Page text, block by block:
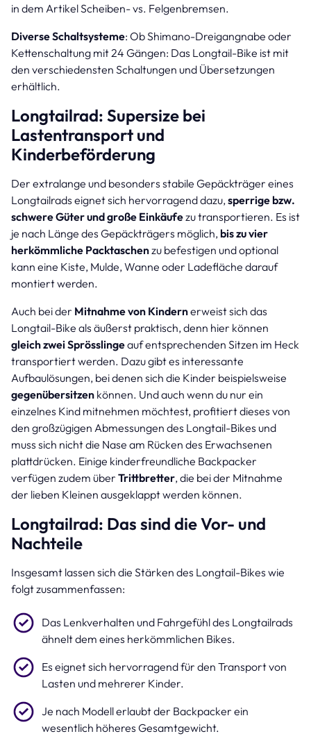
in dem Artikel Scheiben- vs. Felgenbremsen.
Diverse Schaltsysteme: Ob Shimano-Dreigangnabe oder
Kettenschaltung mit 24 Gängen: Das Longtail-Bike ist mit
den verschiedensten Schaltungen und Übersetzungen
erhältlich.
Longtailrad: Supersize bei
Lastentransport und
Kinderbeförderung
Der extralange und besonders stabile Gepäckträger eines
Longtailrads eignet sich hervorragend dazu, sperrige bzw.
schwere Güter und große Einkäufezu transportieren. Es ist
je nach Länge des Gepäckträgers möglich, bis zu vier
herkömmliche Packtaschenzu befestigen und optional
kann eine Kiste, Mulde, Wanne oder Ladefläche darauf
montiert werden.
Auch bei der Mitnahme von Kindernerweist sich das
Longtail-Bike als äußerst praktisch, denn hier können
gleich zwei Sprösslingeauf entsprechenden Sitzen im Heck
transportiert werden. Dazu gibt es interessante
Aufbaulösungen, bei denen sich die Kinder beispielsweise
gegenübersitzen können. Und auch wenn du nur ein
einzelnes Kind mitnehmen möchtest, profitiert dieses von
den großzügigen Abmessungen des Longtail-Bikes und
muss sich nicht die Nase am Rücken des Erwachsenen
plattdrücken. Einige kinderfreundliche Backpacker
verfügen zudem über Trittbretter, die bei der Mitnahme
der lieben Kleinen ausgeklappt werden können.
Longtailrad: Das sind die Vor- und
Nachteile
Insgesamt lassen sich die Stärken des Longtail-Bikes wie
folgt zusammenfassen:
Das Lenkverhalten und Fahrgefühl des Longtailrads
ähnelt dem eines herkömmlichen Bikes.
Es eignet sich hervorragend für den Transport von
Lasten und mehrerer Kinder.
Je nach Modell erlaubt der Backpacker ein
wesentlich höheres Gesamtgewicht.